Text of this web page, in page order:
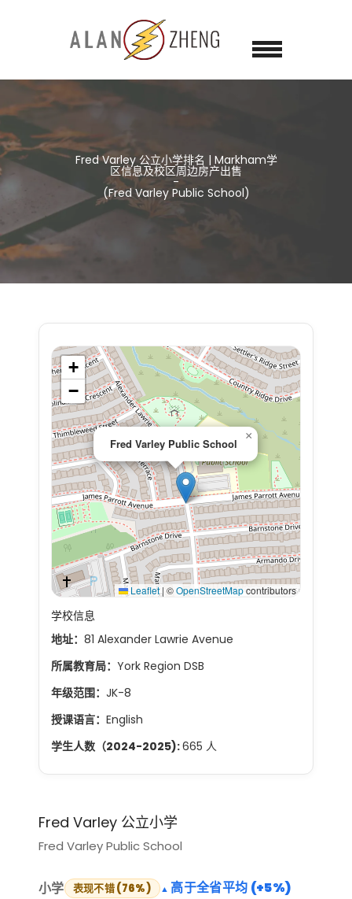
Fred Varley 公立小学排名 | Markham学
区信息及校区周边房产出售
(Fred Varley Public School)
Fred Varley Public School
×
+
−
Leaflet | ©OpenStreetMapcontributors
学校信息
地址： 81 Alexander Lawrie Avenue
所属教育局： York Region DSB
年级范围： JK-8
授课语言： English
学生人数（2024-2025):665 人
Fred Varley 公立小学
Fred Varley Public School
小学 表现不错 (76%) 高于全省平均 (+5%)